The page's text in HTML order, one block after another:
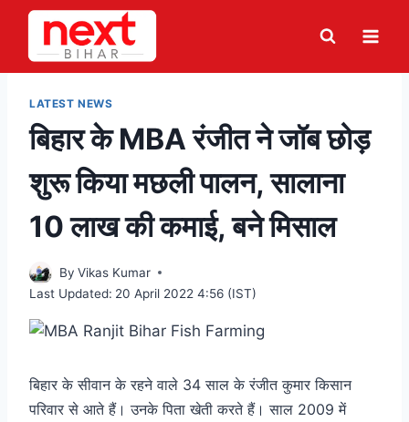
Skip
content
LATEST NEWS
बिहार के MBA रंजीत ने जॉब छोड़
शुरू किया मछली पालन, सालाना
10 लाख की कमाई, बने मिसाल
By Vikas Kumar
Last Updated: 20 April 2022 4:56 (IST)
बिहार के सीवान के रहने वाले 34 साल के रंजीत कुमार किसान
परिवार से आते हैं। उनके पिता खेती करते हैं। साल 2009 में